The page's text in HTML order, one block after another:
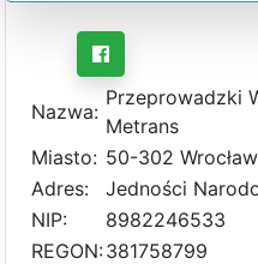
Nazwa:
Przeprowadzki
Metrans
Miasto: 50-302 Wrocław
Adres:
Jedności
NIP:
8982246533
REGON:381758799